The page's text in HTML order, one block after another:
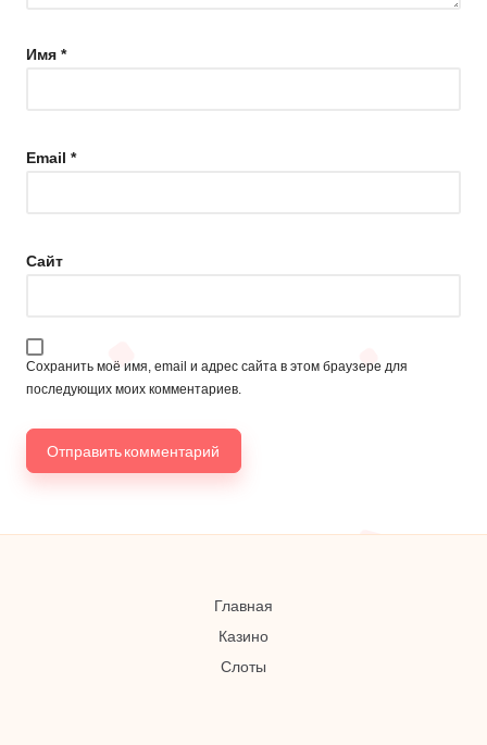
Имя *
Email *
Сайт
Сохранить моё имя, email и адрес сайта в этом браузере для
последующих моих комментариев.
Главная
Казино
Слоты